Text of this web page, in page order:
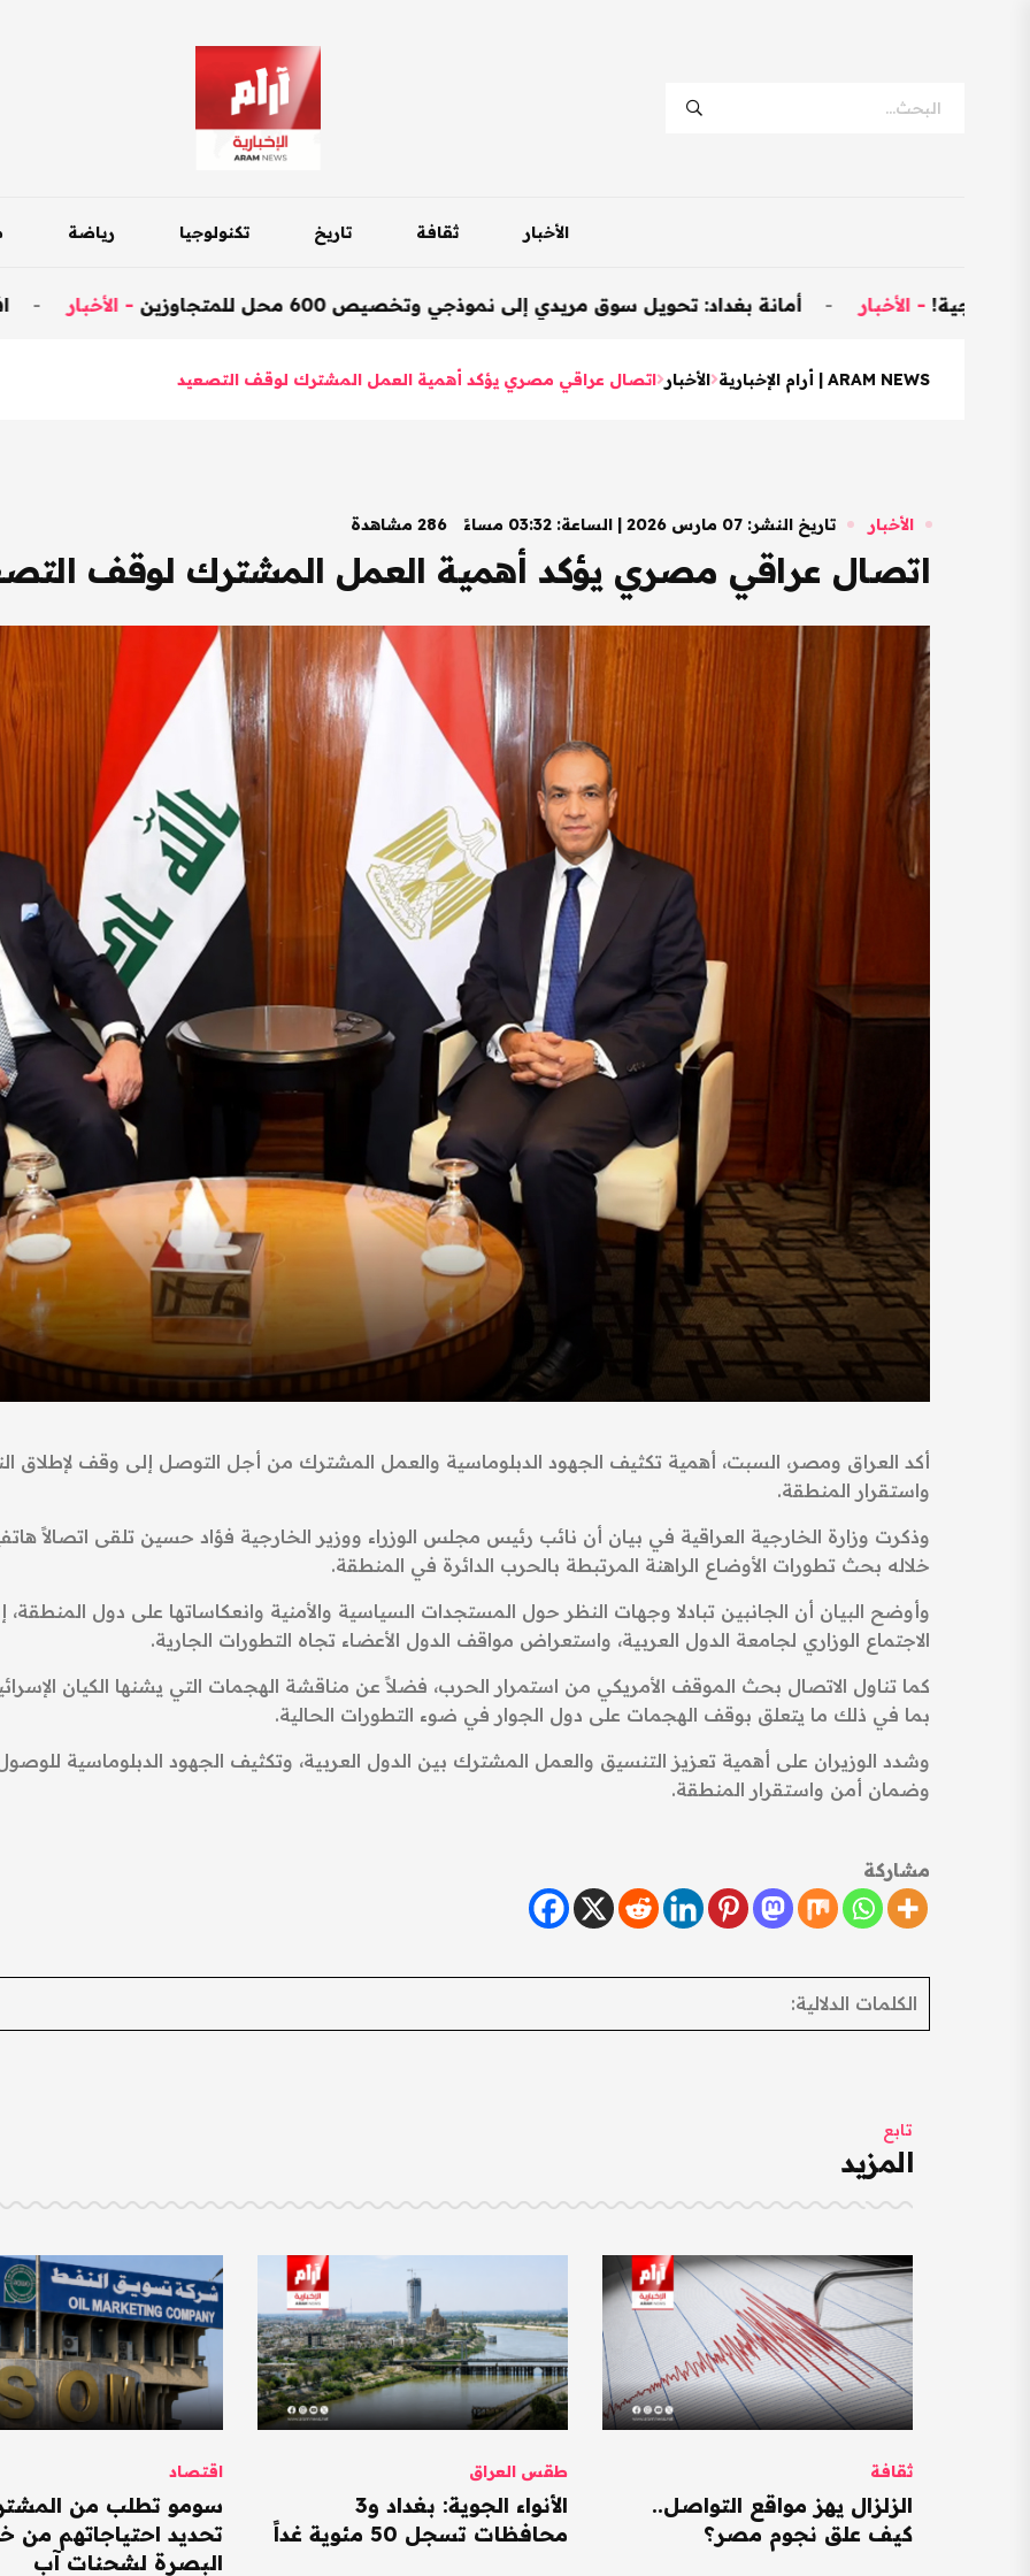
الأخبار ثقافة تاريخ تكنولوجيا رياضة
افتتاح - أمانة بغداد: تحويل سوق مريدي إلى نموذجي وتخصيص 600 محل للمتجاوزين -الأخبار - الأخبار
ARAM NEWS | أرام الإخبارية الأخبار اتصال عراقي مصري يؤكد أهمية العمل المشترك لوقف التصعيد
الأخبار تاريخ النشر: 07 مارس 2026 | الساعة: 03:32 مساءً 286 مشاهدة
اتصال عراقي مصري يؤكد أهمية العمل المشترك لوقف
أكد العراق ومصر، السبت، أهمية تكثيف الجهود الدبلوماسية والعمل المشترك من أجل التوصل إلى وقف لإطلاق
واستقرار المنطقة.
وذكرت وزارة الخارجية العراقية في بيان أن نائب رئيس مجلس الوزراء ووزير الخارجية فؤاد حسين تلقى اتصالاً
خلاله بحث تطورات الأوضاع الراهنة المرتبطة بالحرب الدائرة في المنطقة.
وأوضح البيان أن الجانبين تبادلا وجهات النظر حول المستجدات السياسية والأمنية وانعكاساتها على دول
الاجتماع الوزاري لجامعة الدول العربية، واستعراض مواقف الدول الأعضاء تجاه التطورات الجارية.
كما تناول الاتصال بحث الموقف الأمريكي من استمرار الحرب، فضلاً عن مناقشة الهجمات التي يشنها الكيان
بما في ذلك ما يتعلق بوقف الهجمات على دول الجوار في ضوء التطورات الحالية.
وشدد الوزيران على أهمية تعزيز التنسيق والعمل المشترك بين الدول العربية، وتكثيف الجهود الدبلوماسية
وضمان أمن واستقرار المنطقة.
مشاركة
الكلمات الدلالية:
تابع
المزيد
ثقافة
الزلزال يهز مواقع التواصل..
كيف علق نجوم مصر؟
طقس العراق
الأنواء الجوية: بغداد و3
محافظات تسجل 50 مئوية غداً
اقتصاد
سومو تطلب من
تحديد احتياجاتهم من
البصرة لشحنات آب